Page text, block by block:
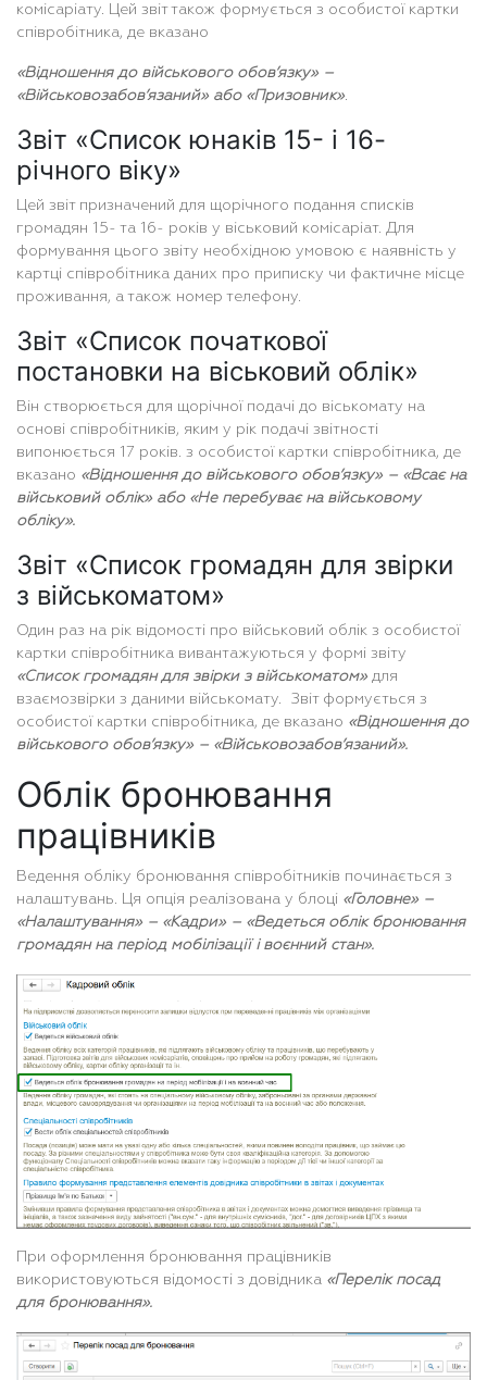
комісаріату. Цей звіт також формується з особистої картки
співробітника, де вказано
«Відношення до військового обов’язку» –
«Військовозабов’язаний» або «Призовник».
Звіт «Список юнаків 15- і 16-
річного віку»
Цей звіт призначений для щорічного подання списків
громадян 15- та 16- років у віськовий комісаріат. Для
формування цього звіту необхідною умовою є наявність у
картці співробітника даних про приписку чи фактичне місце
проживання, а також номер телефону.
Звіт «Список початкової
постановки на віськовий облік»
Він створюється для щорічної подачі до віськомату на
основі співробітників, яким у рік подачі звітності
випонюється 17 років. з особистої картки співробітника, де
вказано «Відношення до військового обов’язку» – «Всає на
військовий облік» або «Не перебуває на військовому
обліку».
Звіт «Список громадян для звірки
з військоматом»
Один раз на рік відомості про військовий облік з особистої
картки співробітника вивантажуються у формі звіту
«Список громадян для звірки з військоматом» для
взаємозвірки з даними військомату. Звіт формується з
особистої картки співробітника, де вказано «Відношення до
військового обов’язку» – «Військовозабов’язаний».
Облік бронювання
працівників
Ведення обліку бронювання співробітників починається з
налаштувань. Ця опція реалізована у блоці «Головне» –
«Налаштування» – «Кадри» – «Ведеться облік бронювання
громадян на період мобілізації і воєнний стан».
При оформлення бронювання працівників
використовуються відомості з довідника «Перелік посад
для бронювання».